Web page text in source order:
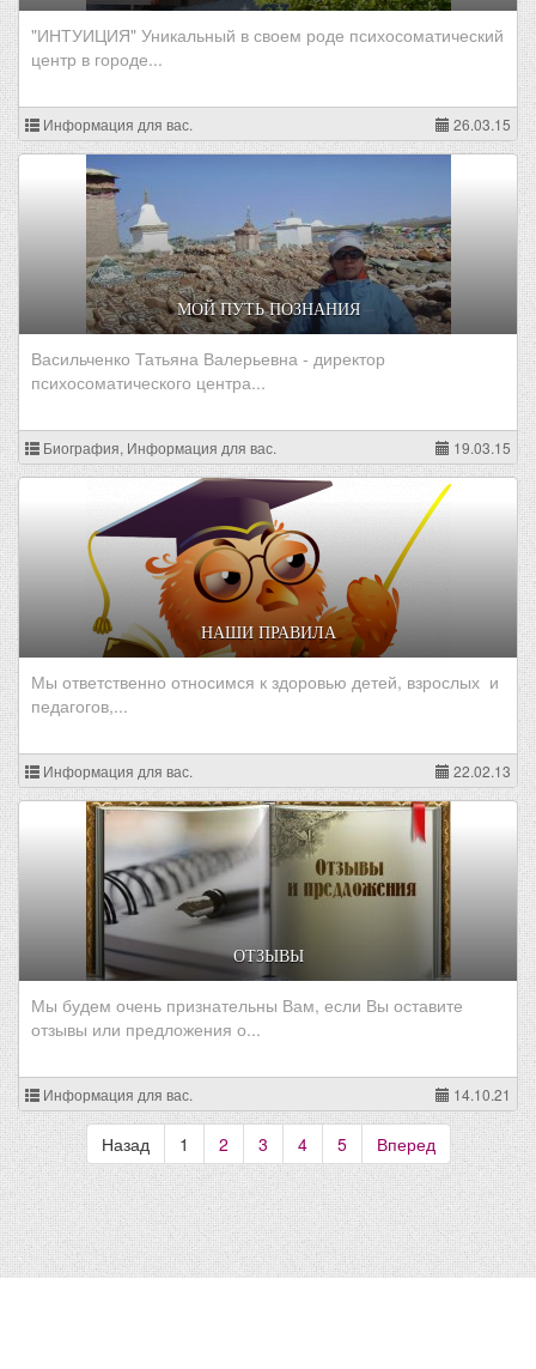
"ИНТУИЦИЯ" Уникальный в своем роде психосоматический
центр в городе...
Информация для вас. 26.03.15
МОЙ ПУТЬ ПОЗНАНИЯ
Васильченко Татьяна Валерьевна - директор
психосоматического центра...
Биография, Информация для вас. 19.03.15
НАШИ ПРАВИЛА
Мы ответственно относимся к здоровью детей, взрослых и
педагогов,...
Информация для вас. 22.02.13
ОТЗЫВЫ
Мы будем очень признательны Вам, если Вы оставите
отзывы или предложения о...
Информация для вас. 14.10.21
Назад 1 2 3 4 5 Вперед